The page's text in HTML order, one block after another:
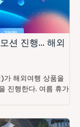
션 진행… 해외
해외여행 상품을
진행한다. 여름 휴가